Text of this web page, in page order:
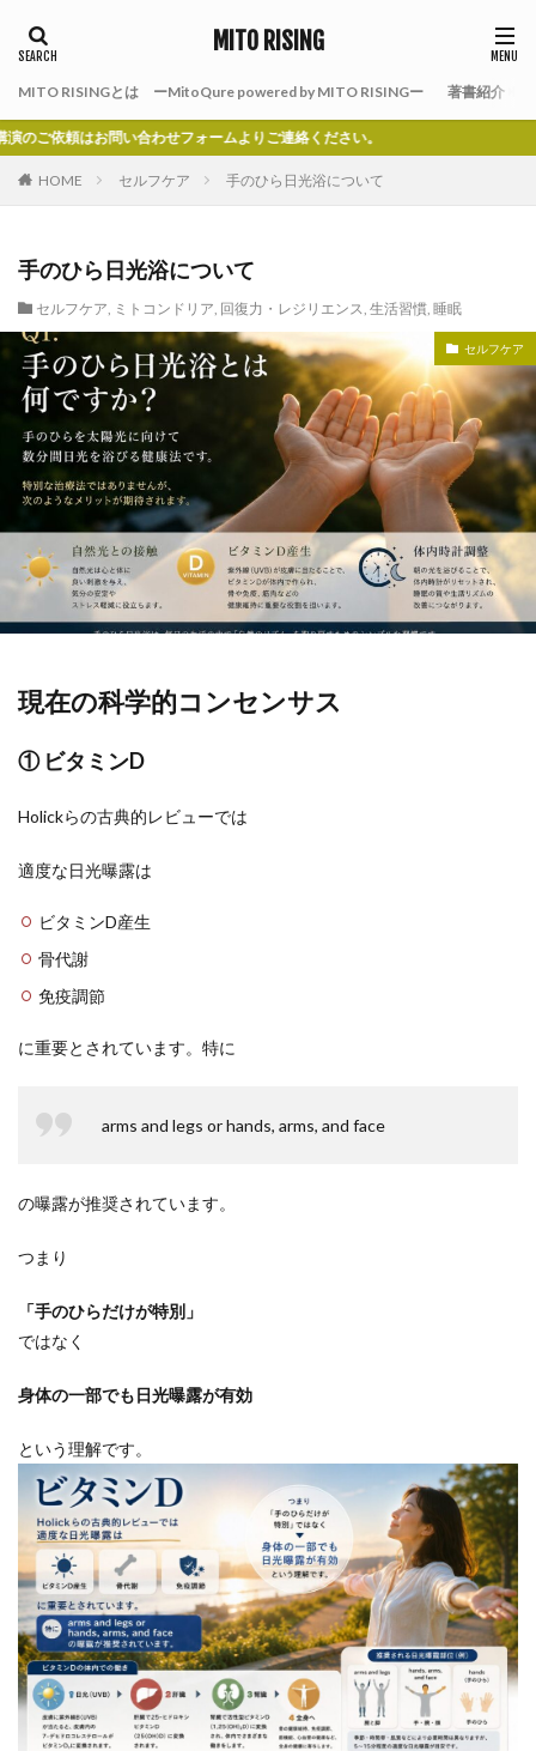
MITO RISING
MITO RISINGとは ーMitoQure powered by MITO RISINGー 著書紹介
い合わせフォームよりご連絡ください。
HOME セルフケア 手のひら日光浴について
手のひら日光浴について
セルフケア, ミトコンドリア, 回復力・レジリエンス, 生活習慣, 睡眠
セルフケア
現在の科学的コンセンサス
① ビタミンD
Holickらの古典的レビューでは
適度な日光曝露は
ビタミンD産生
骨代謝
免疫調節
に重要とされています。特に
arms and legs or hands, arms, and face
の曝露が推奨されています。
つまり
「手のひらだけが特別」
ではなく
身体の一部でも日光曝露が有効
という理解です。